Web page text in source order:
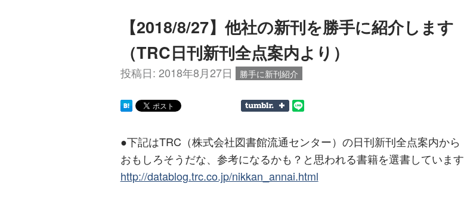
【2018/8/27】他社の新刊を勝手に紹介します
（TRC日刊新刊全点案内より）
投稿日: 2018年8月27日 勝手に新刊紹介
●下記はTRC（株式会社図書館流通センター）の日刊新刊全点案内から
おもしろそうだな、参考になるかも？と思われる書籍を選書しています
http://datablog.trc.co.jp/nikkan_annai.html